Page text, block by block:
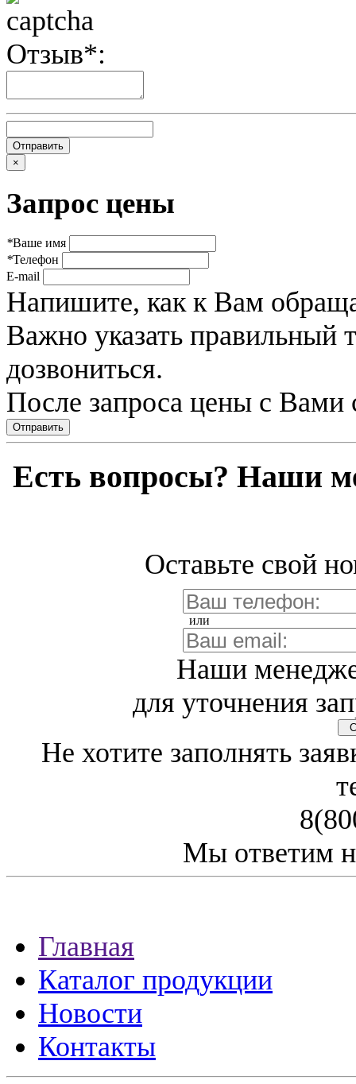
Отзыв*:
×
Запрос цены
*Ваше имя
*Телефон
E-mail
Напишите, как к Вам
Важно указать
дозвониться.
После запроса цены с Вами
Отправить
Есть вопросы? Наши
Оставьте свой
или
Наши
для уточнения
Не хотите заполнять
Мы ответим
Главная
Каталог продукции
Новости
Контакты